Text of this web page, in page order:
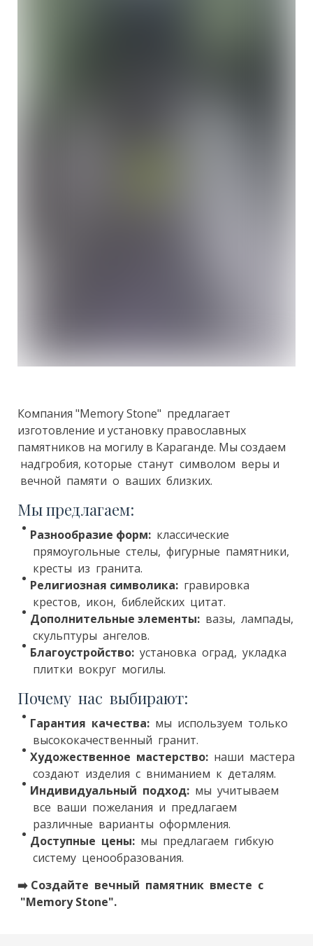
Компания "Memory Stone" предлагает
изготовление и установку православных
памятников на могилу в Караганде. Мы создаем
надгробия, которые станут символом веры и
вечной памяти о ваших близких.
Мы предлагаем:
Разнообразие форм: классические
прямоугольные стелы, фигурные памятники,
кресты из гранита.
Религиозная символика: гравировка
крестов, икон, библейских цитат.
Дополнительные элементы: вазы, лампады,
скульптуры ангелов.
Благоустройство: установка оград, укладка
плитки вокруг могилы.
Почему нас выбирают:
Гарантия качества: мы используем только
высококачественный гранит.
Художественное мастерство: наши мастера
создают изделия с вниманием к деталям.
Индивидуальный подход: мы учитываем
все ваши пожелания и предлагаем
различные варианты оформления.
Доступные цены: мы предлагаем гибкую
систему ценообразования.
➡️ Создайте вечный памятник вместе с
"Memory Stone".